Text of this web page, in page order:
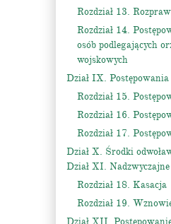
Rozdział 13.
Rozdział 14.
osób podlegających
wojskowych
Dział IX. Postępowania
Rozdział 15.
Rozdział 16.
Rozdział 17.
Dział X. Środki
Dział XI.
Rozdział 18. Kasacja
Rozdział 19.
Dział XII.